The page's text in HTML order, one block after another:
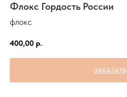
Флокс Гордость России
флокс
400,00 р.
ЗАКАЗАТЬ